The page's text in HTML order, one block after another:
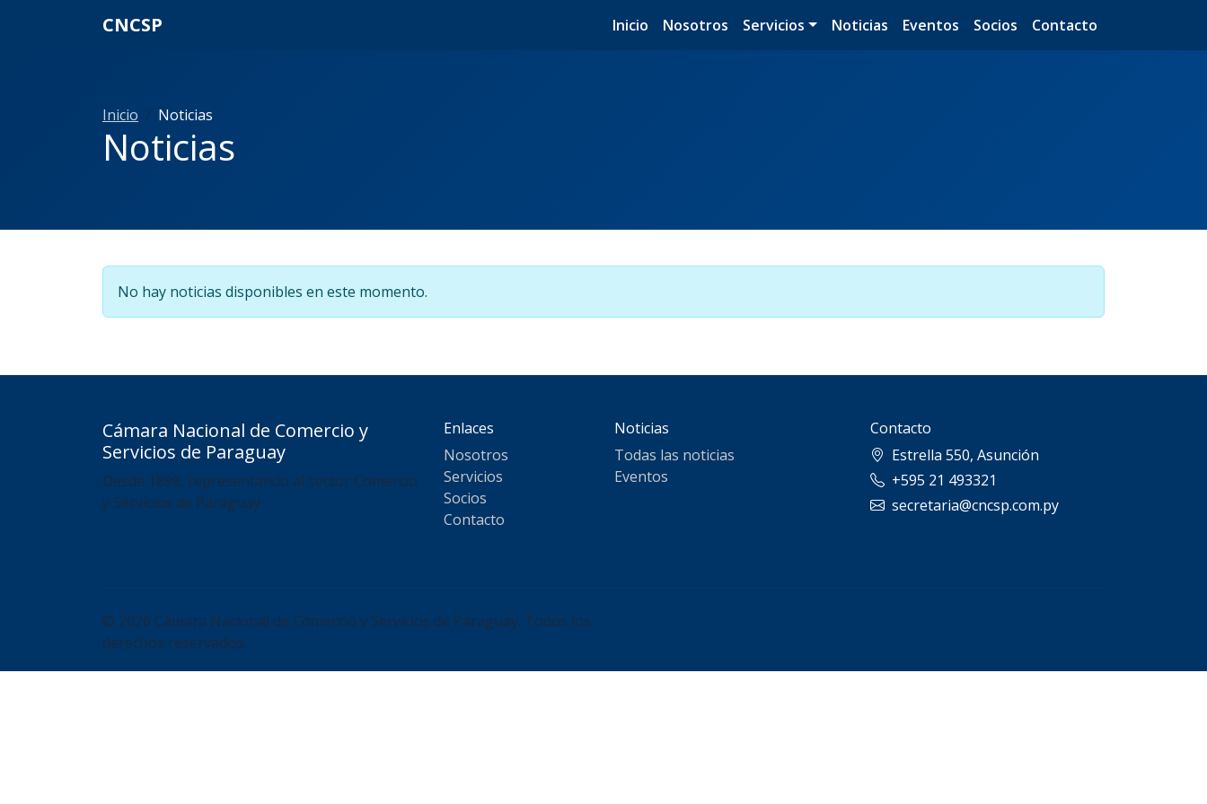
CNCSP Inicio Nosotros Servicios Noticias Eventos Socios Contacto
Inicio Noticias
Noticias
No hay noticias disponibles en este momento.
Cámara Nacional de Comercio y
Servicios de Paraguay
Desde 1898, representando al sector Comercio
y Servicios de Paraguay
Enlaces
Nosotros
Servicios
Socios
Contacto
Noticias
Todas las noticias
Eventos
Contacto
Estrella 550, Asunción
+595 21 493321
secretaria@cncsp.com.py
© 2026 Cámara Nacional de Comercio y Servicios de Paraguay. Todos los
derechos reservados.